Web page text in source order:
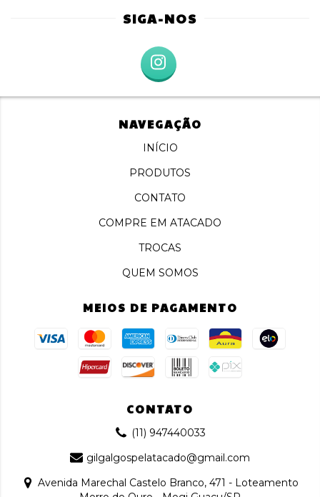
SIGA-NOS
NAVEGAÇÃO
INÍCIO
PRODUTOS
CONTATO
COMPRE EM ATACADO
TROCAS
QUEM SOMOS
MEIOS DE PAGAMENTO
CONTATO
(11) 947440033
gilgalgospelatacado@gmail.com
Avenida Marechal Castelo Branco, 471 - Loteamento